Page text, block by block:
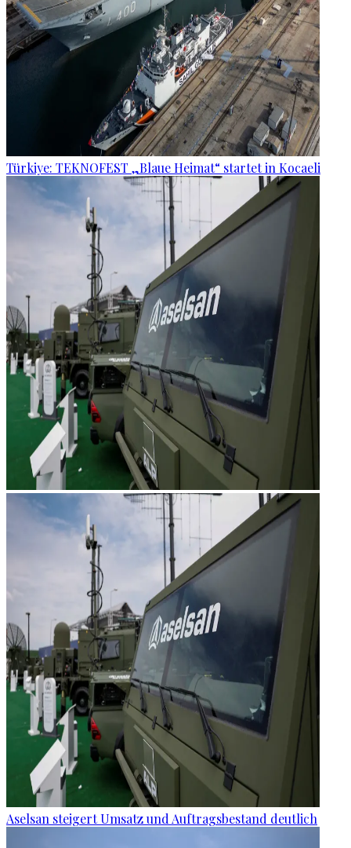
Türkiye: TEKNOFEST „Blaue Heimat“ startet in Kocaeli
Aselsan steigert Umsatz und Auftragsbestand deutlich